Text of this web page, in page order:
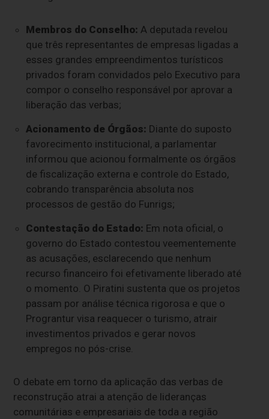
Membros do Conselho: A deputada revelou
que três representantes de empresas ligadas a
esses grandes empreendimentos turísticos
privados foram convidados pelo Executivo para
compor o conselho responsável por aprovar a
liberação das verbas;
Acionamento de Órgãos: Diante do suposto
favorecimento institucional, a parlamentar
informou que acionou formalmente os órgãos
de fiscalização externa e controle do Estado,
cobrando transparência absoluta nos
processos de gestão do Funrigs;
Contestação do Estado: Em nota oficial, o
governo do Estado contestou veementemente
as acusações, esclarecendo que nenhum
recurso financeiro foi efetivamente liberado até
o momento. O Piratini sustenta que os projetos
passam por análise técnica rigorosa e que o
Prograntur visa reaquecer o turismo, atrair
investimentos privados e gerar novos
empregos no pós-crise.
O debate em torno da aplicação das verbas de
reconstrução atrai a atenção de lideranças
comunitárias e empresariais de toda a região